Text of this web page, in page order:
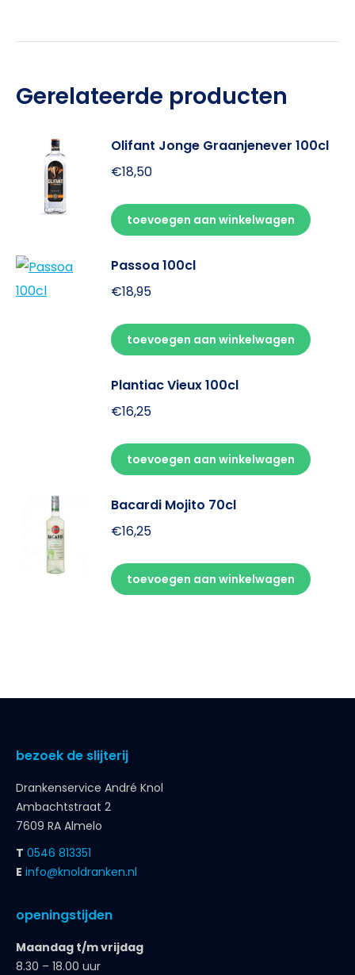
Gerelateerde producten
Olifant Jonge Graanjenever 100cl
€18,50
toevoegen aan winkelwagen
Passoa 100cl
€18,95
toevoegen aan winkelwagen
Plantiac Vieux 100cl
€16,25
toevoegen aan winkelwagen
Bacardi Mojito 70cl
€16,25
toevoegen aan winkelwagen
bezoek de slijterij
Drankenservice André Knol
Ambachtstraat 2
7609 RA Almelo
T 0546 813351
E info@knoldranken.nl
openingstijden
Maandag t/m vrijdag
8.30 – 18.00 uur